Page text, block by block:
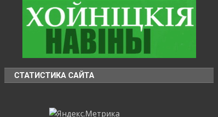
СТАТИСТИКА САЙТА